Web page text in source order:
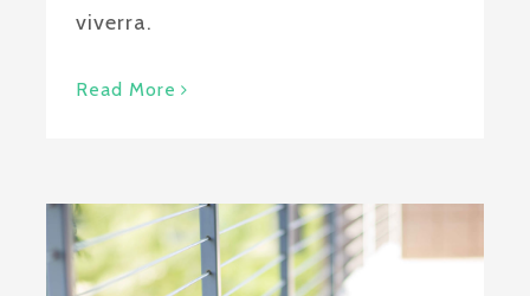
viverra.
Read More